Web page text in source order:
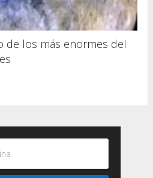
de los más enormes del